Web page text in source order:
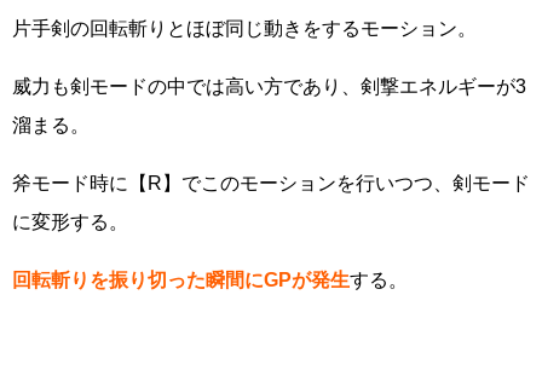
片手剣の回転斬りとほぼ同じ動きをするモーション。
威力も剣モードの中では高い方であり、剣撃エネルギーが3
溜まる。
斧モード時に【R】でこのモーションを行いつつ、剣モード
に変形する。
回転斬りを振り切った瞬間にGPが発生する。